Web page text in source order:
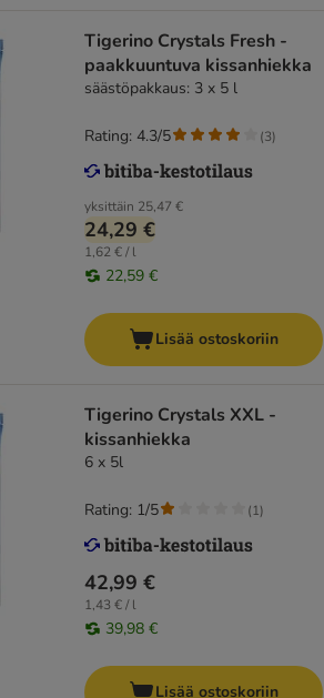
Tigerino Crystals Fresh -
paakkuuntuva kissanhiekka
säästöpakkaus: 3 x 5 l
yksittäin 25,47 €
24,29 €
1,62 € / l
22,59 €
Rating: 4.3/5 (3)
Lisää ostoskoriin
Tigerino Crystals XXL -
kissanhiekka
6 x 5l
42,99 €
1,43 € / l
39,98 €
Rating: 1/5 (1)
Lisää ostoskoriin